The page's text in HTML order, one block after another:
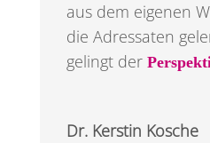
aus dem eigenen
die Adressaten
gelingt der
Dr. Kerstin Kosche